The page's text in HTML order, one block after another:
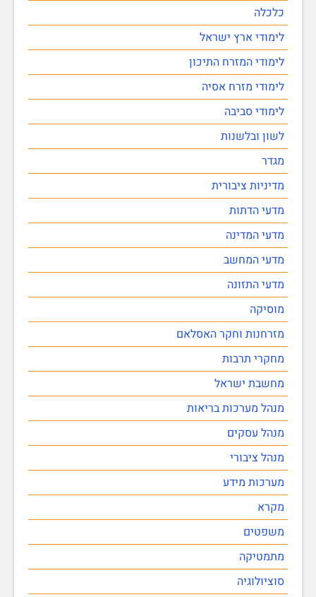
כלכלה
לימודי ארץ ישראל
לימודי המזרח התיכון
לימודי מזרח אסיה
לימודי סביבה
לשון ובלשנות
מגדר
מדיניות ציבורית
מדעי הדתות
מדעי המדינה
מדעי המחשב
מדעי התזונה
מוסיקה
מזרחנות וחקר האסלאם
מחקרי תרבות
מחשבת ישראל
מנהל מערכות בריאות
מנהל עסקים
מנהל ציבורי
מערכות מידע
מקרא
משפטים
מתמטיקה
סוציולוגיה